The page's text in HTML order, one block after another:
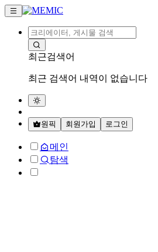
최근검색어
최근 검색어 내역이 없습니다
원픽 회원가입 로그인
메인
탐색